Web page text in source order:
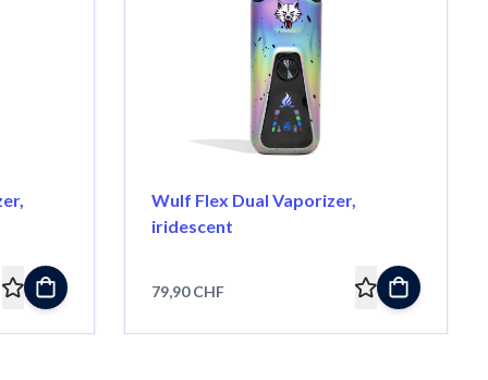
Wulf Flex Dual Vaporizer,
iridescent
79,90 CHF